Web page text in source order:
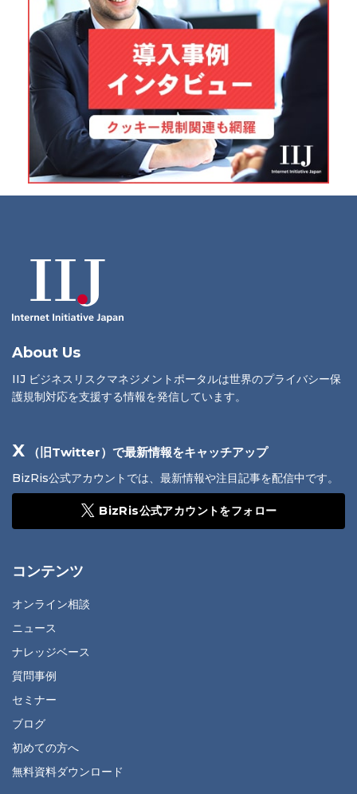
About Us
IIJ ビジネスリスクマネジメントポータルは世界のプライバシー保
護規制対応を支援する情報を発信しています。
X （旧Twitter）で最新情報をキャッチアップ
BizRis公式アカウントでは、最新情報や注目記事を配信中です。
BizRis公式アカウントをフォロー
コンテンツ
オンライン相談
ニュース
ナレッジベース
質問事例
セミナー
ブログ
初めての方へ
無料資料ダウンロード